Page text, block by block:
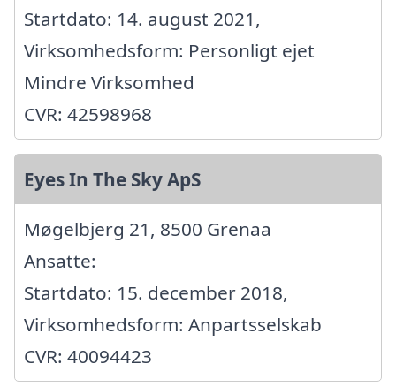
Startdato: 14. august 2021,
Virksomhedsform: Personligt ejet
Mindre Virksomhed
CVR: 42598968
Eyes In The Sky ApS
Møgelbjerg 21, 8500 Grenaa
Ansatte:
Startdato: 15. december 2018,
Virksomhedsform: Anpartsselskab
CVR: 40094423